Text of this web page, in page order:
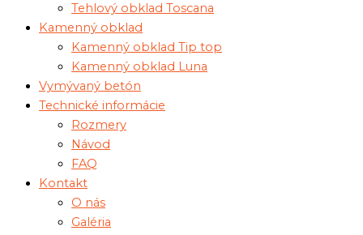
Tehlový obklad Toscana
Kamenný obklad
Kamenný obklad Tip top
Kamenný obklad Luna
Vymývaný betón
Technické informácie
Rozmery
Návod
FAQ
Kontakt
O nás
Galéria